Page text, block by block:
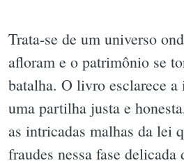
Trata-se de um universo
afloram e o patrimônio se
batalha. O livro esclarece a
uma partilha justa e
as intricadas malhas da lei
fraudes nessa fase delicada